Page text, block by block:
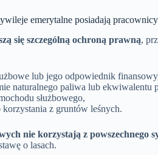
emerytalne posiadają pracownicy
się szczególną ochroną prawną,
lub jego odpowiednik
naturalnego paliwa lub ekwiwalentu
służbowego,
korzystania z gruntów leśnych.
nie korzystają z powszechnego
o lasach.